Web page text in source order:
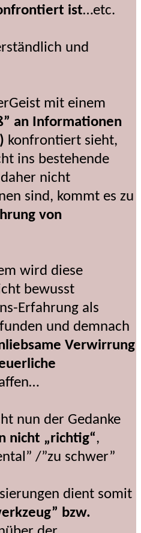
ist…etc.
und
mit einem
an Informationen
konfrontiert sieht,
ins bestehende
nicht
sind, kommt es zu
von
wird diese
bewusst
Erfahrung als
und demnach
Verwirrung
nun der Gedanke
nicht „richtig“,
/”zu schwer”
dient somit
bzw.